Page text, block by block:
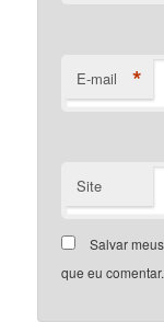
E-mail *
Site
Salvar
que eu comentar.